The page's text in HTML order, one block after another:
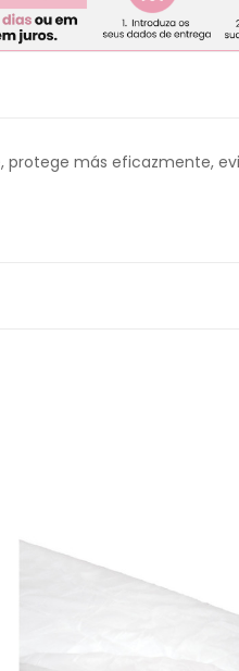
protege más eficazmente,